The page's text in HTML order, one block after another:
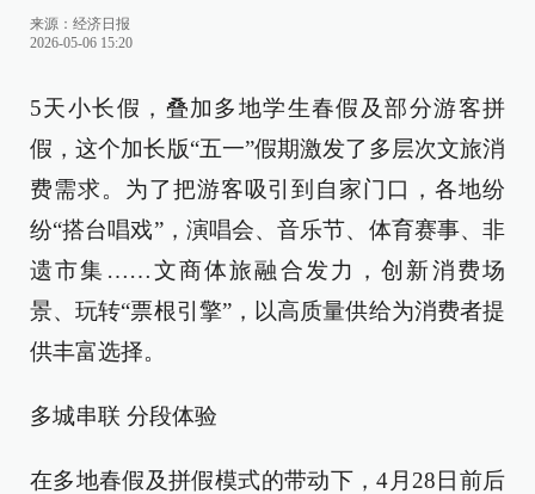
来源： 经济日报
2026-05-06 15:20
5天小长假，叠加多地学生春假及部分游客拼
假，这个加长版“五一”假期激发了多层次文旅消
费需求。为了把游客吸引到自家门口，各地纷
纷“搭台唱戏”，演唱会、音乐节、体育赛事、非
遗市集……文商体旅融合发力，创新消费场
景、玩转“票根引擎”，以高质量供给为消费者提
供丰富选择。
多城串联 分段体验
在多地春假及拼假模式的带动下，4月28日前后